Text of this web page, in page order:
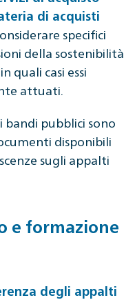
di acquisti
specifici
della sostenibilità
quali casi essi
attuati.
bandi pubblici sono
disponibili
sugli appalti
e formazione
degli appalti